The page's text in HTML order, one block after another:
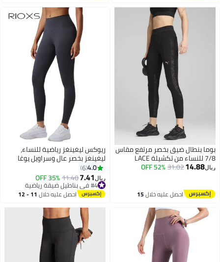
بوما بنطال ضيق بخصر مرتفع مقاس
7/8 للنساء من تكشيلة LACE
ريال14.88
31.02
52% OFF
احصل عليه خلال15
2
ريوكس ليغينغز رياضية للنساء،
ليغينغز بخصر عالٍ وسراويل يوغا
للنساء، ليغينغز ناعمة ومطاطية
للتحكم في البطن، سراويل رياضية
قابلة للتنفس، ليغينغز يوغا للتمارين
الرياضية والجري وغيرها، لون
جرافيت
4.0
6
ريال 7.41
11.40
35% OFF
#4 في بناطيل ضيقة رياضية
#4 في بناطيل ضيقة رياضية احصل عليه خلال 11 - 12